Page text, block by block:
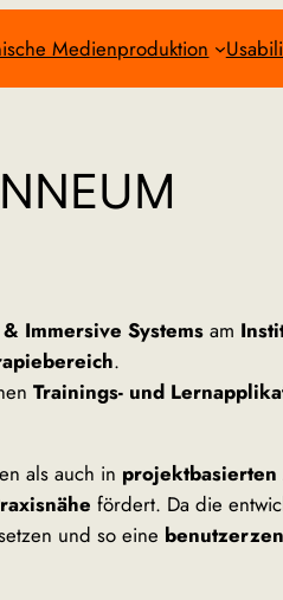
Medienproduktion
Immersive Systems am
.
Trainings- und
als auch in
fördert. Da die
und so eine